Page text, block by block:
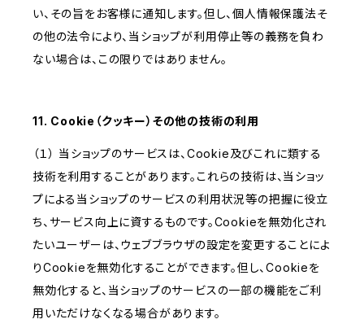
い、その旨をお客様に通知します。但し、個人情報保護法そ
の他の法令により、当ショップが利用停止等の義務を負わ
ない場合は、この限りではありません。
11. Cookie（クッキー）その他の技術の利用
（１） 当ショップのサービスは、Cookie及びこれに類する
技術を利用することがあります。これらの技術は、当ショッ
プによる当ショップのサービスの利用状況等の把握に役立
ち、サービス向上に資するものです。Cookieを無効化され
たいユーザーは、ウェブブラウザの設定を変更することによ
りCookieを無効化することができます。但し、Cookieを
無効化すると、当ショップのサービスの一部の機能をご利
用いただけなくなる場合があります。